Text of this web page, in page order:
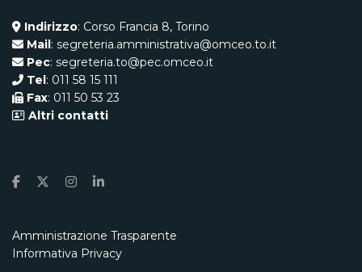
Indirizzo: Corso Francia 8, Torino
Mail: segreteria.amministrativa@omceo.to.it
Pec: segreteria.to@pec.omceo.it
Tel: 011 58 15 111
Fax: 011 50 53 23
Altri contatti
Amministrazione Trasparente
Informativa Privacy